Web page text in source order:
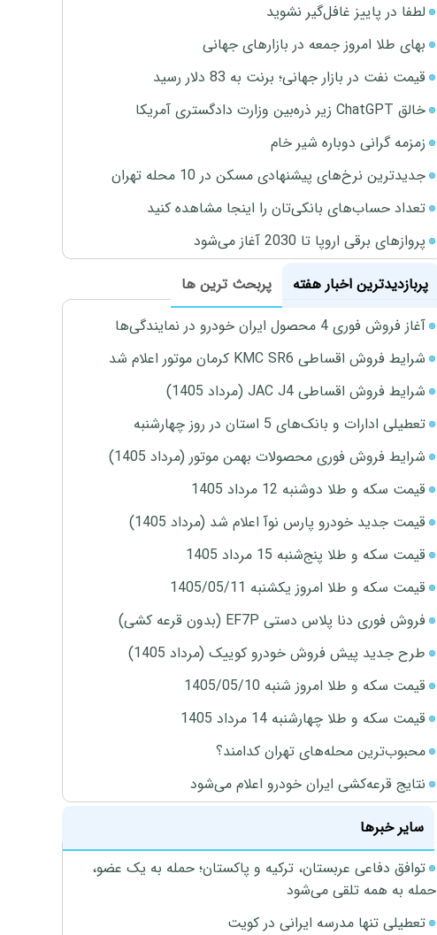
لطفا در پاییز غافل‌گیر نشوید
بهای طلا امروز جمعه در بازارهای جهانی
قیمت نفت در بازار جهانی؛ برنت به 83 دلار رسید
خالق ChatGPT زیر ذره‌بین وزارت دادگستری آمریکا
زمزمه گرانی دوباره شیر خام
جدیدترین نرخ‌های پیشنهادی مسکن در 10 محله تهران
تعداد حساب‌های بانکی‌تان را اینجا مشاهده کنید
پروازهای برقی اروپا تا 2030 آغاز می‌شود
پربازدیدترین اخبار هفته
پربحث ترین ها
آغاز فروش فوری 4 محصول ایران خودرو در نمایندگی‌ها
شرایط فروش اقساطی KMC SR6 کرمان موتور اعلام شد
شرایط فروش اقساطی JAC J4 (مرداد 1405)
تعطیلی ادارات و بانک‌های 5 استان در روز چهارشنبه
شرایط فروش فوری محصولات بهمن موتور (مرداد 1405)
قیمت سکه و طلا دوشنبه 12 مرداد 1405
قیمت جدید خودرو پارس نوآ اعلام شد (مرداد 1405)
قیمت سکه و طلا پنج‌شنبه 15 مرداد 1405
قیمت سکه و طلا امروز یکشنبه 1405/05/11
فروش فوری دنا پلاس دستی EF7P (بدون قرعه کشی)
طرح جدید پیش فروش خودرو کوییک (مرداد 1405)
قیمت سکه و طلا امروز شنبه 1405/05/10
قیمت سکه و طلا چهارشنبه 14 مرداد 1405
محبوب‌ترین محله‌های تهران کدامند؟
نتایج قرعه‌کشی ایران خودرو اعلام می‌شود
سایر خبرها
توافق دفاعی عربستان، ترکیه و پاکستان؛ حمله به یک عضو،
حمله به همه تلقی می‌شود
تعطیلی تنها مدرسه ایرانی در کویت